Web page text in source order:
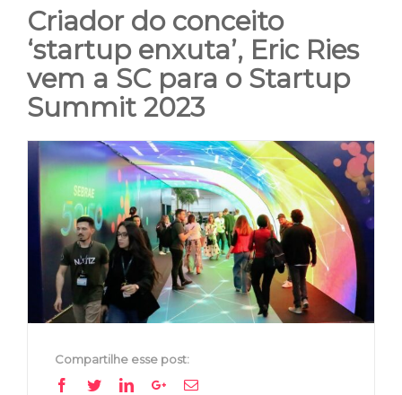
Criador do conceito
‘startup enxuta’, Eric Ries
vem a SC para o Startup
Summit 2023
View
Larger
Compartilhe esse post:
Facebook
TwitterLinkedinGoogle+Email